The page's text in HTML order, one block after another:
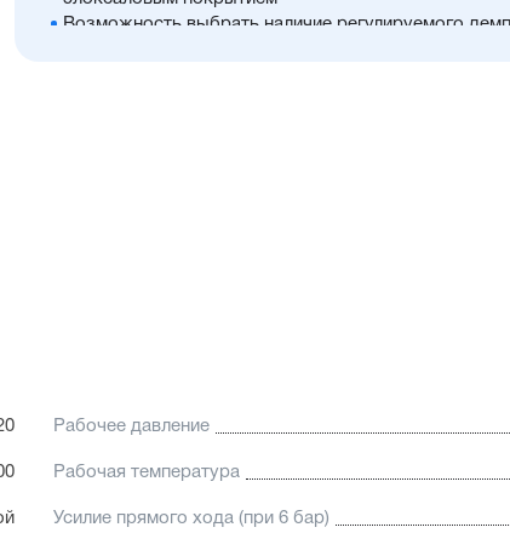
Возможность выбрать наличие регулируемого
Рабочее давление
Рабочая температура
Усилие прямого хода (при 6 бар)